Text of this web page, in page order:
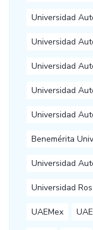
Universidad
Universidad
Universidad
Universidad
Universidad
Benemérita
Universidad
Universidad
UAEMex